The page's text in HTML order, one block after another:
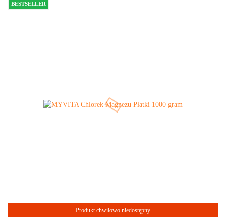
BESTSELLER
Produkt chwilowo niedostępny